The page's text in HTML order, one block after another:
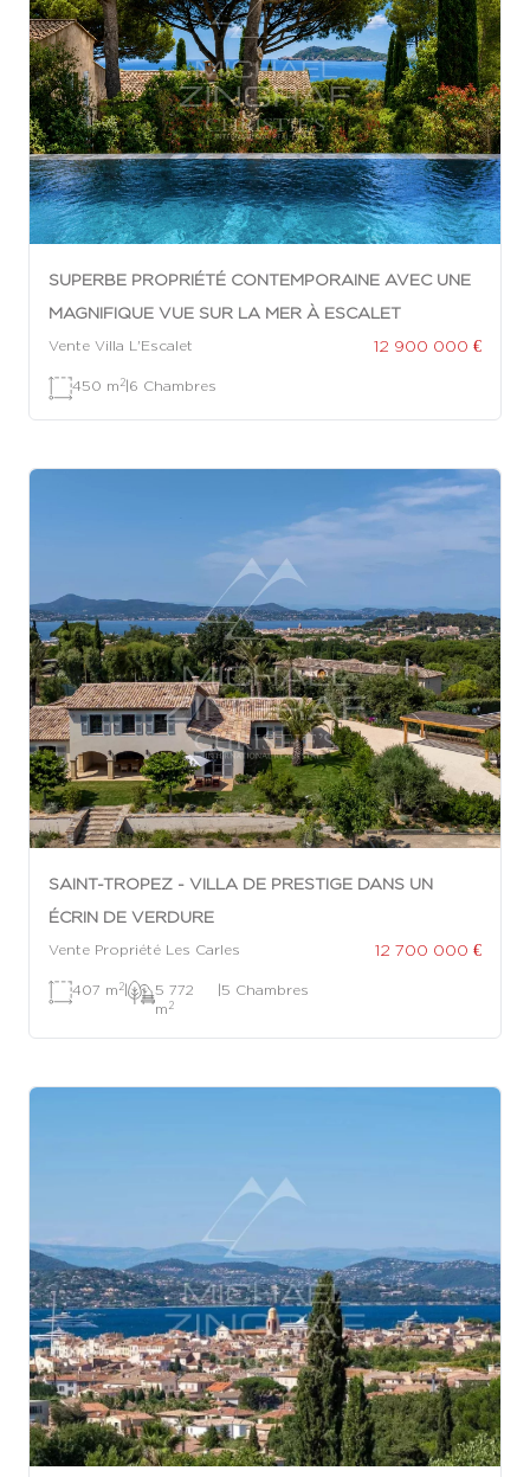
SUPERBE PROPRIÉTÉ CONTEMPORAINE AVEC UNE
MAGNIFIQUE VUE SUR LA MER À ESCALET
Vente Villa L'Escalet 12 900 000 €
450 m 2|6 Chambres
SAINT-TROPEZ - VILLA DE PRESTIGE DANS UN
ÉCRIN DE VERDURE
Vente Propriété Les Carles 12 700 000 €
407 m 2|
5 772
m 2
|5 Chambres